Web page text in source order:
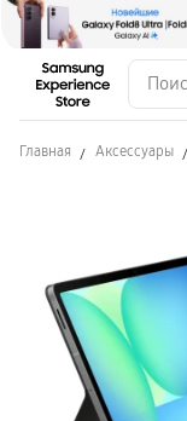
Главная Аксессуары